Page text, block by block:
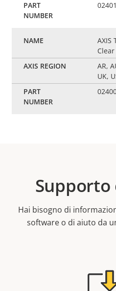
AXIS
AR,
UK,
Supporto
Hai bisogno di
software o di aiuto da